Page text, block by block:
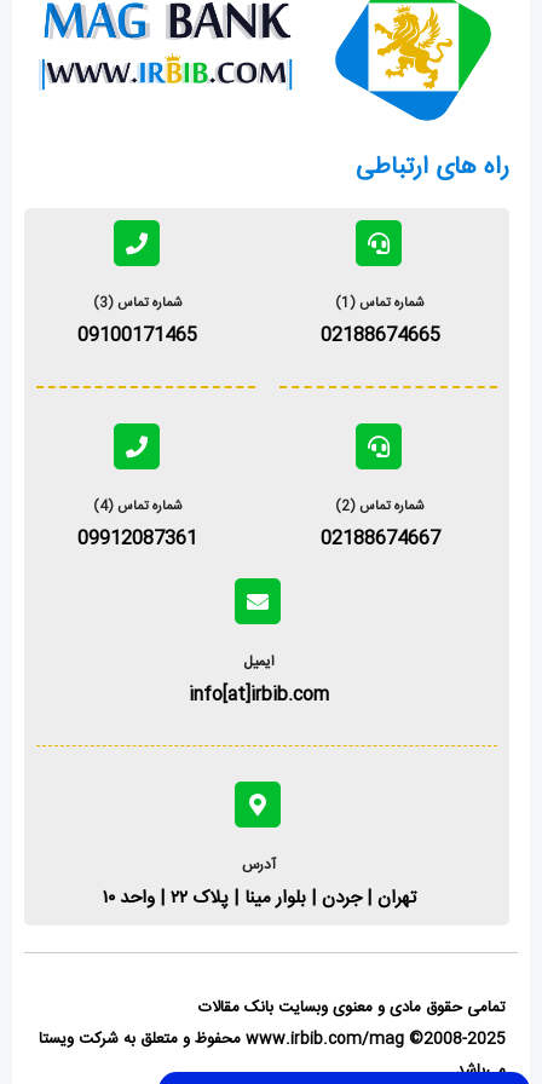
r
a
m
e
a
m
p
راه های ارتباطی
شماره تماس (1)
02188674665
شماره تماس (2)
02188674667
شماره تماس (3)
09100171465
شماره تماس (4)
09912087361
ایمیل
info[at]irbib.com
آدرس
تهران | جردن | بلوار مینا | پلاک ۲۲ | واحد ۱۰
تمامی حقوق مادی و معنوی وبسایت بانک مقالات
www.irbib.com/mag ©2008-2025 محفوظ و متعلق به شرکت ویستا
می‌باشد.